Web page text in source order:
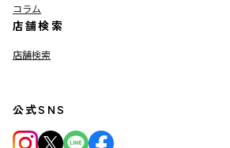
コラム
店舗検索
店舗検索
公式SNS